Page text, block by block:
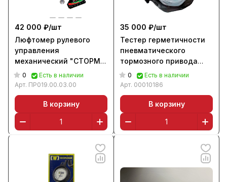
42 000 ₽/шт
Люфтомер рулевого
управления
механический "СТОРМ
К-524М"
0
Есть в наличии
Арт. ПР019.00.03.00
В корзину
35 000 ₽/шт
Тестер герметичности
пневматического
тормозного привода
"STORM M-100.02"
0
Есть в наличии
Арт. 00010186
В корзину